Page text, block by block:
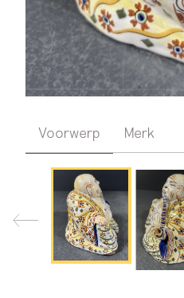
Voorwerp Merk